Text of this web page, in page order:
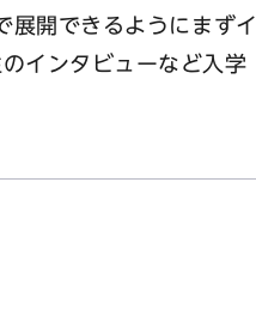
展開できるようにまずイ
インタビューなど入学